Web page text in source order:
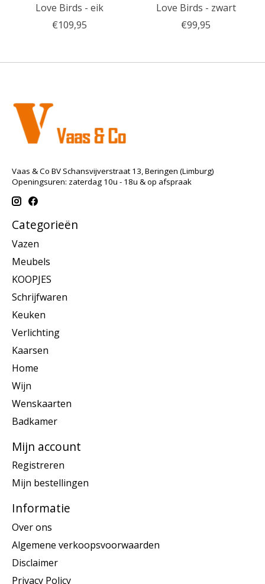
Love Birds - eik
€109,95
Love Birds - zwart
€99,95
Vaas & Co BV Schansvijverstraat 13, Beringen (Limburg)
Openingsuren: zaterdag 10u - 18u & op afspraak
Categorieën
Vazen
Meubels
KOOPJES
Schrijfwaren
Keuken
Verlichting
Kaarsen
Home
Wijn
Wenskaarten
Badkamer
Mijn account
Registreren
Mijn bestellingen
Informatie
Over ons
Algemene verkoopsvoorwaarden
Disclaimer
Privacy Policy